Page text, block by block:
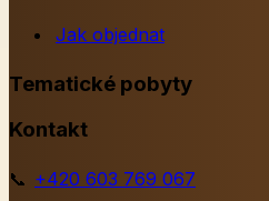
Jak objednat
Tematické pobyty
Kontakt
📞 +420 603 769 067